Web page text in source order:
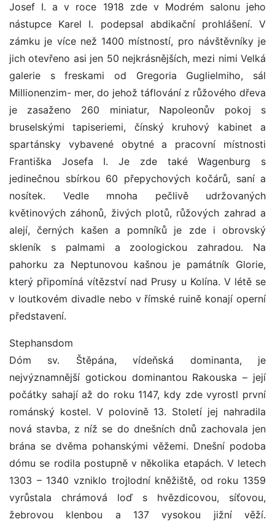
Josef I. a v roce 1918 zde v Modrém salonu jeho
nástupce Karel I. podepsal abdikační prohlášení. V
zámku je více než 1400 místností, pro návštěvníky je
jich otevřeno asi jen 50 nejkrásnějších, mezi nimi Velká
galerie s freskami od Gregoria Guglielmiho, sál
Millionenzim- mer, do jehož táflování z růžového dřeva
je zasaženo 260 miniatur, Napoleonův pokoj s
bruselskými tapiseriemi, čínský kruhový kabinet a
spartánsky vybavené obytné a pracovní místnosti
Františka Josefa I. Je zde také Wagenburg s
jedinečnou sbírkou 60 přepychových kočárů, saní a
nosítek. Vedle mnoha pečlivě udržovaných
květinových záhonů, živých plotů, růžových zahrad a
alejí, černých kašen a pomníků je zde i obrovský
skleník s palmami a zoologickou zahradou. Na
pahorku za Neptunovou kašnou je památník Glorie,
který připomíná vítězství nad Prusy u Kolína. V létě se
v loutkovém divadle nebo v římské ruině konají operní
představení.
Stephansdom
Dóm sv. Štěpána, vídeňská dominanta, je
nejvýznamnější gotickou dominantou Rakouska – její
počátky sahají až do roku 1147, kdy zde vyrostl první
románský kostel. V polovině 13. Století jej nahradila
nová stavba, z níž se do dnešních dnů zachovala jen
brána se dvěma pohanskými věžemi. Dnešní podoba
dómu se rodila postupně v několika etapách. V letech
1303 – 1340 vzniklo trojlodní kněžiště, od roku 1359
vyrůstala chrámová loď s hvězdicovou, síťovou,
žebrovou klenbou a 137 vysokou jižní věží.